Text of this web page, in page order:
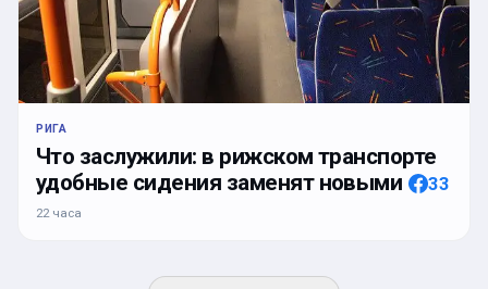
РИГА
Что заслужили: в рижском транспорте
удобные сидения заменят новыми
33
22 часа